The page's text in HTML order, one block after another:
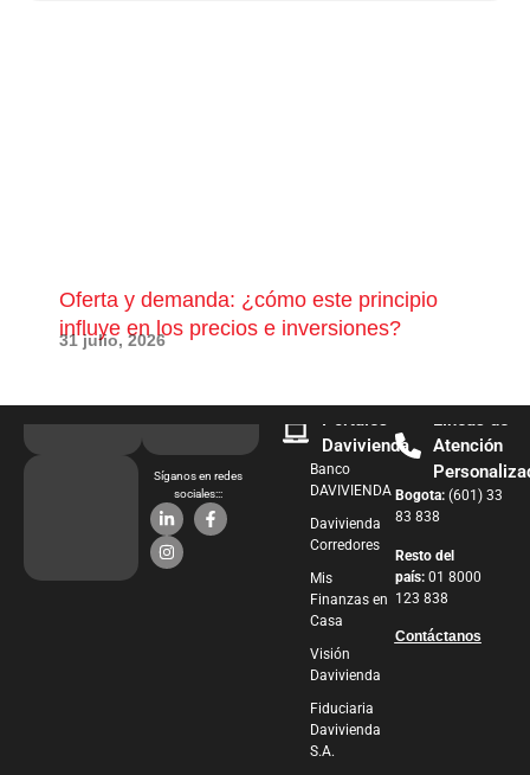
Oferta y demanda: ¿cómo este principio
influye en los precios e inversiones?
31 julio, 2026
Síganos en redes
sociales:::
Portales
Davivienda
Banco
DAVIVIENDA
Davivienda
Corredores
Mis
Finanzas en
Casa
Visión
Davivienda
Fiduciaria
Davivienda
S.A.
Líneas de
Atención
Bogota: (601) 33
83 838
Resto del
país: 01 8000
123 838
Contáctanos